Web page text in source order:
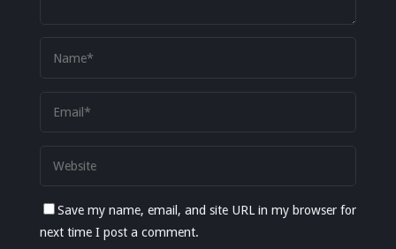
Save my name, email, and site URL in my browser for
next time I post a comment.